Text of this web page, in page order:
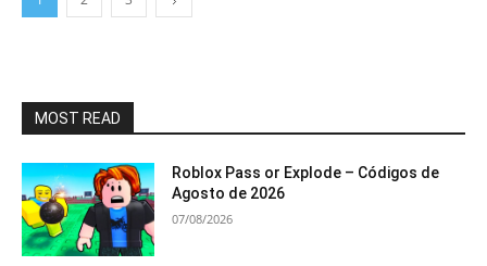
MOST READ
Roblox Pass or Explode – Códigos de
Agosto de 2026
07/08/2026